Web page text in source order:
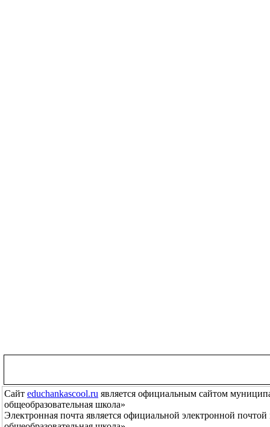
Сайт educhankascool.ru является официальным сайтом
общеобразовательная школа»
Электронная почта является официальной электронной